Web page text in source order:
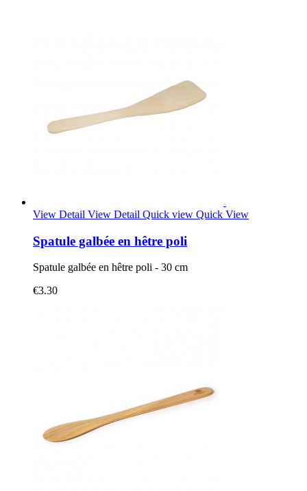
View Detail View Detail Quick view Quick View
Spatule galbée en hêtre poli
Spatule galbée en hêtre poli - 30 cm
€3.30